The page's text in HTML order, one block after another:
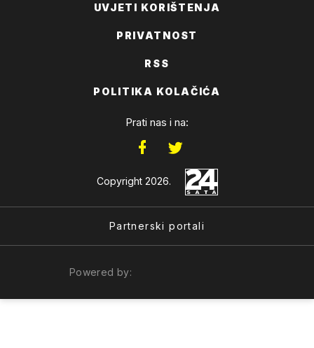
UVJETI KORIŠTENJA
PRIVATNOST
RSS
POLITIKA KOLAČIĆA
Prati nas i na:
Copyright 2026.
Partnerski portali
Powered by: